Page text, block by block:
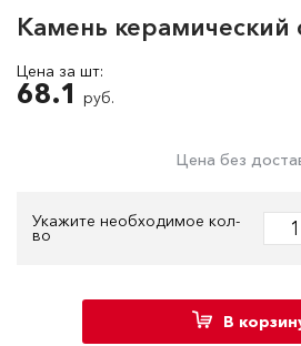
Камень
Цена за шт:
68.1
руб.
Цена без
Укажите необходимое кол-
во
В